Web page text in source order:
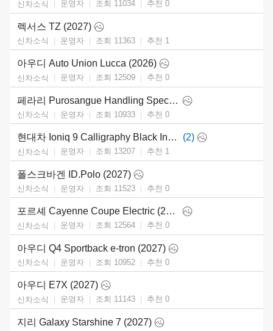
신차소식 운영자 조회 11034 추천 0
렉서스 TZ (2027)
신차소식 운영자 조회 11363 추천 1
아우디 Auto Union Lucca (2026)
신차소식 운영자 조회 12509 추천 0
페라리 Purosangue Handling Speciale (2027)
신차소식 운영자 조회 10933 추천 0
현대차 Ioniq 9 Calligraphy Black Ink (2027) (2)
신차소식 운영자 조회 13207 추천 1
폴스크바겐 ID.Polo (2027)
신차소식 운영자 조회 11523 추천 0
포르셰 Cayenne Coupe Electric (2027)
신차소식 운영자 조회 12564 추천 0
아우디 Q4 Sportback e-tron (2027)
신차소식 운영자 조회 10952 추천 0
아우디 E7X (2027)
신차소식 운영자 조회 11143 추천 0
지리 Galaxy Starshine 7 (2027)